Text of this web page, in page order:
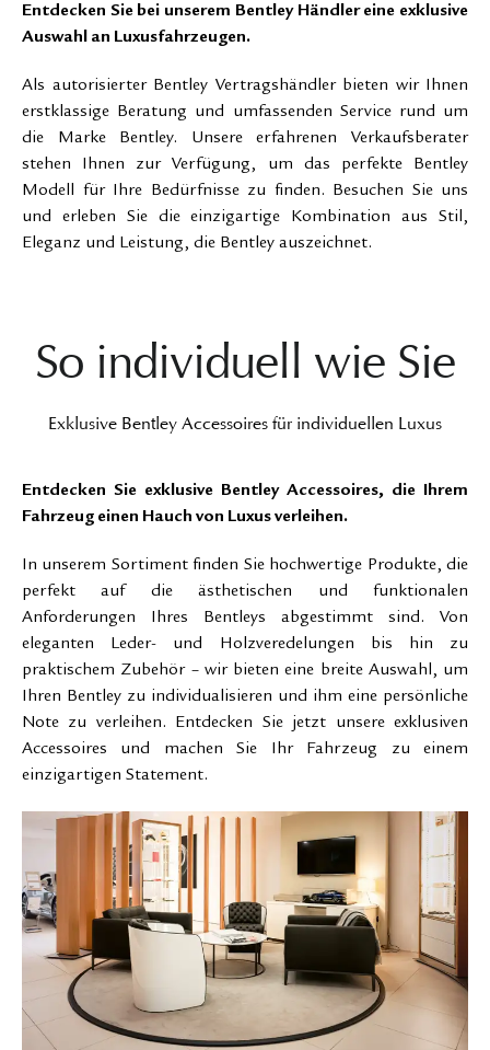
Entdecken Sie bei unserem Bentley Händler eine exklusive
Auswahl an Luxusfahrzeugen.
Als autorisierter Bentley Vertragshändler bieten wir Ihnen
erstklassige Beratung und umfassenden Service rund um
die Marke Bentley. Unsere erfahrenen Verkaufsberater
stehen Ihnen zur Verfügung, um das perfekte Bentley
Modell für Ihre Bedürfnisse zu finden. Besuchen Sie uns
und erleben Sie die einzigartige Kombination aus Stil,
Eleganz und Leistung, die Bentley auszeichnet.
So individuell wie Sie
Exklusive Bentley Accessoires für individuellen Luxus
Entdecken Sie exklusive Bentley Accessoires, die Ihrem
Fahrzeug einen Hauch von Luxus verleihen.
In unserem Sortiment finden Sie hochwertige Produkte, die
perfekt auf die ästhetischen und funktionalen
Anforderungen Ihres Bentleys abgestimmt sind. Von
eleganten Leder- und Holzveredelungen bis hin zu
praktischem Zubehör – wir bieten eine breite Auswahl, um
Ihren Bentley zu individualisieren und ihm eine persönliche
Note zu verleihen. Entdecken Sie jetzt unsere exklusiven
Accessoires und machen Sie Ihr Fahrzeug zu einem
einzigartigen Statement.